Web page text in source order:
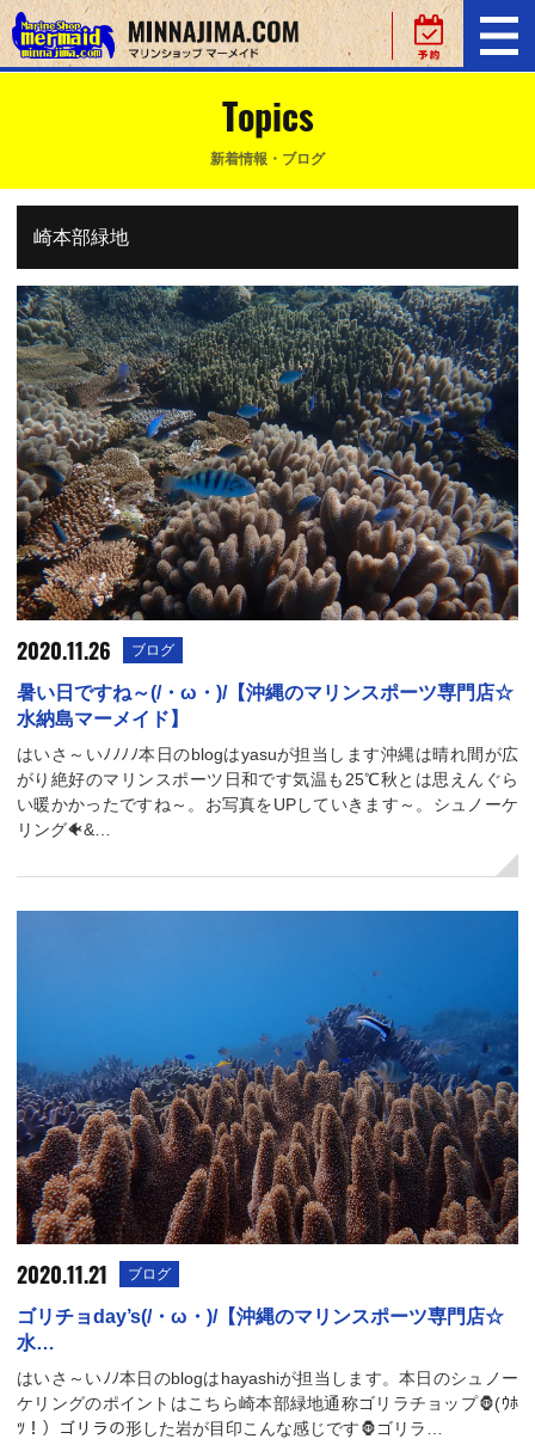
Topics
新着情報・ブログ
崎本部緑地
2020.11.26 ブログ
暑い日ですね～(/・ω・)/【沖縄のマリンスポーツ専門店☆
水納島マーメイド】
はいさ～いﾉﾉﾉﾉ本日のblogはyasuが担当します沖縄は晴れ間が広
がり絶好のマリンスポーツ日和です気温も25℃秋とは思えんぐら
い暖かかったですね～。お写真をUPしていきます～。シュノーケ
リング🐠&…
2020.11.21 ブログ
ゴリチョday’s(/・ω・)/【沖縄のマリンスポーツ専門店☆
水…
はいさ～いﾉﾉ本日のblogはhayashiが担当します。本日のシュノー
ケリングのポイントはこちら崎本部緑地通称ゴリラチョップ🦍(ｳﾎ
ﾂ！）ゴリラの形した岩が目印こんな感じです🦍ゴリラ…